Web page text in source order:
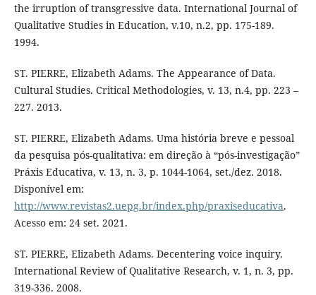
the irruption of transgressive data. International Journal of
Qualitative Studies in Education, v.10, n.2, pp. 175-189.
1994.
ST. PIERRE, Elizabeth Adams. The Appearance of Data.
Cultural Studies. Critical Methodologies, v. 13, n.4, pp. 223 –
227. 2013.
ST. PIERRE, Elizabeth Adams. Uma história breve e pessoal
da pesquisa pós-qualitativa: em direção à “pós-investigação”
Práxis Educativa, v. 13, n. 3, p. 1044-1064, set./dez. 2018.
Disponível em:
http://www.revistas2.uepg.br/index.php/praxiseducativa.
Acesso em: 24 set. 2021.
ST. PIERRE, Elizabeth Adams. Decentering voice inquiry.
International Review of Qualitative Research, v. 1, n. 3, pp.
319-336. 2008.